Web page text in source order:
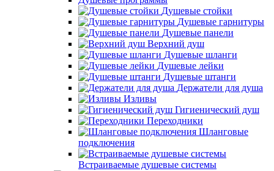
Душевые стойки
Душевые гарнитуры
Душевые панели
Верхний душ
Душевые шланги
Душевые лейки
Душевые штанги
Держатели для душа
Изливы
Гигиенический душ
Переходники
Шланговые
подключения
Встраиваемые душевые системы